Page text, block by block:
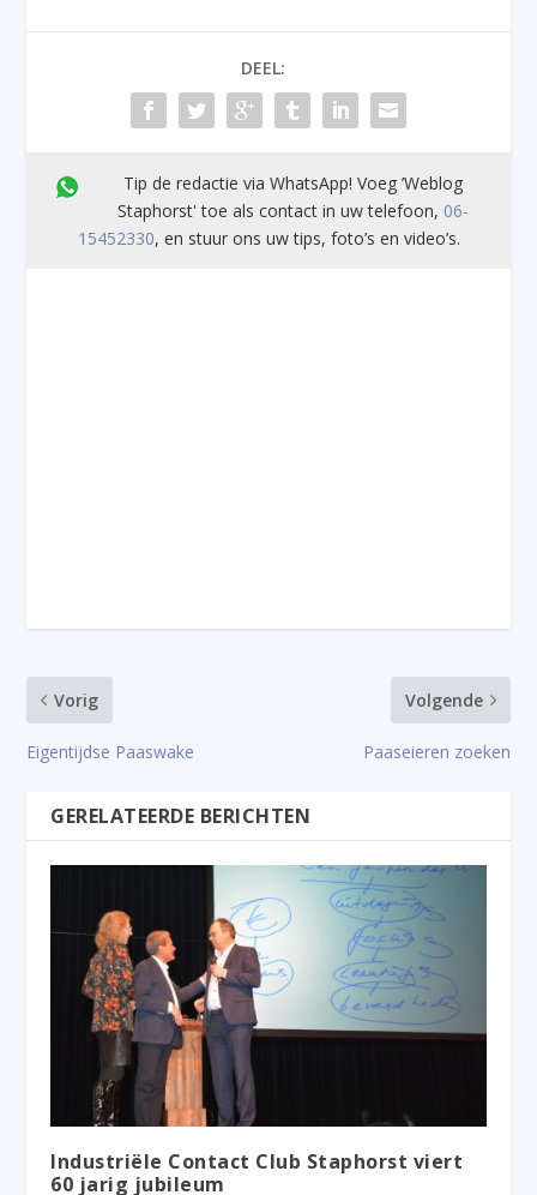
DEEL:
Tip de redactie via WhatsApp! Voeg ’Weblog
Staphorst' toe als contact in uw telefoon, 06-
15452330, en stuur ons uw tips, foto’s en video’s.
Vorig
Eigentijdse Paaswake
Volgende
Paaseieren zoeken
GERELATEERDE BERICHTEN
Industriële Contact Club Staphorst viert
60 jarig jubileum